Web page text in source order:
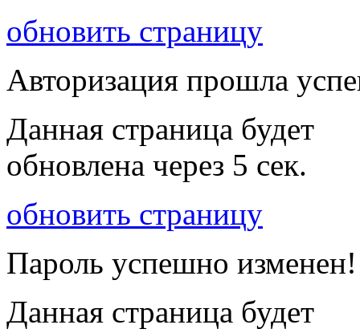
обновить страницу
Авторизация прошла
Данная страница будет
обновлена через 5 сек.
обновить страницу
Пароль успешно изменен!
Данная страница будет